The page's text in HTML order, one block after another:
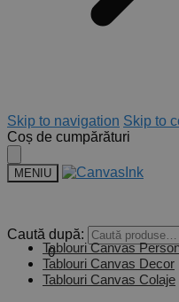
Skip to navigation Skip to
Coș de cumpărături
MENIU
Caută după:
0,00lei 0
Tablouri Canvas
Tablouri Canvas Decor
Tablouri Canvas Colaje